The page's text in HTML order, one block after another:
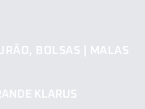
,
BOLSAS | MALAS
KLARUS